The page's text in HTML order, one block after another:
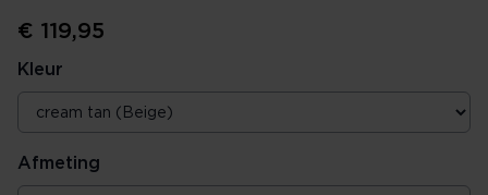
€ 119,95
Kleur
Afmeting